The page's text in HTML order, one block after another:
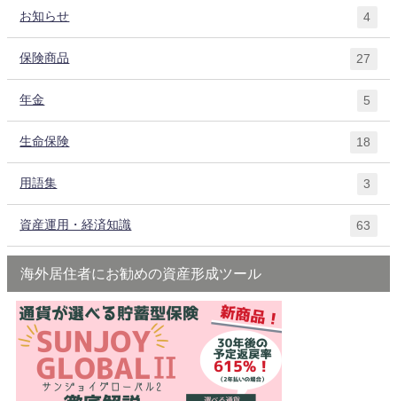
お知らせ 4
保険商品 27
年金 5
生命保険 18
用語集 3
資産運用・経済知識 63
海外居住者にお勧めの資産形成ツール